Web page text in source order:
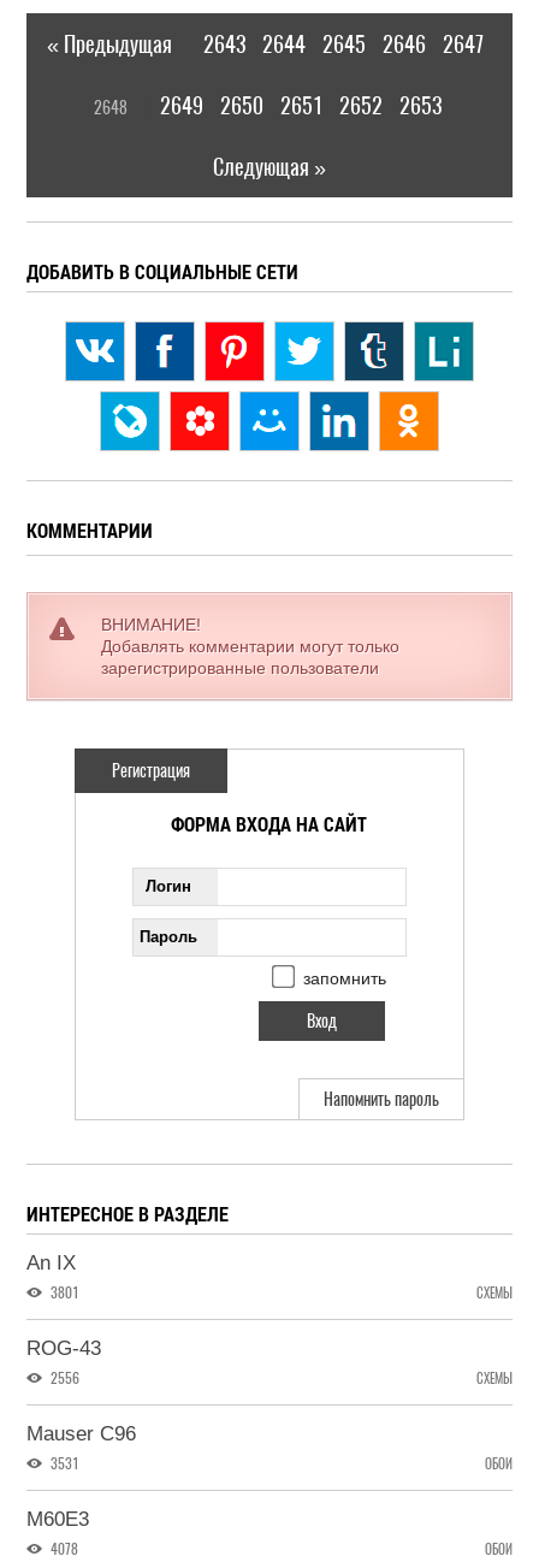
« Предыдущая 2643 2644 2645 2646 2647
2648 2649 2650 2651 2652 2653
Следующая »
ДОБАВИТЬ В СОЦИАЛЬНЫЕ СЕТИ
КОММЕНТАРИИ
ВНИМАНИЕ!
Добавлять комментарии могут только
зарегистрированные пользователи
Регистрация
ФОРМА ВХОДА НА САЙТ
Логин
Пароль
запомнить
Напомнить пароль
ИНТЕРЕСНОЕ В РАЗДЕЛЕ
An IX
3801 СХЕМЫ
ROG-43
2556 СХЕМЫ
Mauser C96
3531 ОБОИ
M60E3
4078 ОБОИ